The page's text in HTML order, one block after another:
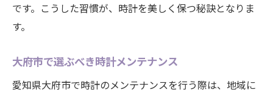
です。こうした習慣が、時計を美しく保つ秘訣となりま
す。
大府市で選ぶべき時計メンテナンス
愛知県大府市で時計のメンテナンスを行う際は、地域に